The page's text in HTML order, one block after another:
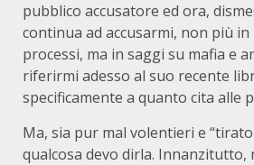
pubblico accusatore ed ora,
continua ad accusarmi, non più in
processi, ma in saggi su mafia e
riferirmi adesso al suo recente
specificamente a quanto cita alle
Ma, sia pur mal volentieri e
qualcosa devo dirla. Innanzitutto,